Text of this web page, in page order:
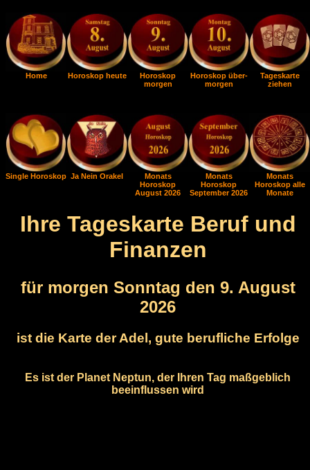
Home Horoskop heute
Horoskop
morgen
Horoskop über-
morgen
Tageskarte
ziehen
Single Horoskop Ja Nein Orakel
Monats
Horoskop
August 2026
Monats
Horoskop
September 2026
Monats
Horoskop alle
Monate
Ihre Tageskarte Beruf und
Finanzen
für morgen Sonntag den 9. August
2026
ist die Karte der Adel, gute berufliche Erfolge
Es ist der Planet Neptun, der Ihren Tag maßgeblich
beeinflussen wird